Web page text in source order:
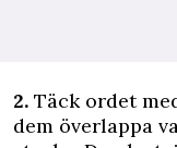
2. Täck ordet
dem överlappa